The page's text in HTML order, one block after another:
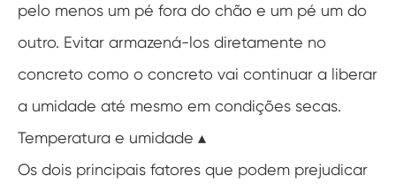
pelo menos um pé fora do chão e um pé um do
outro. Evitar armazená-los diretamente no
concreto como o concreto vai continuar a liberar
a umidade até mesmo em condições secas.
Temperatura e umidade ▴
Os dois principais fatores que podem prejudicar